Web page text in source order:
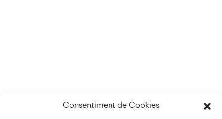
Consentiment de Cookies